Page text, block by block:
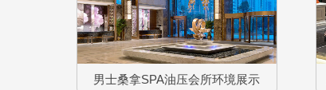
男士桑拿SPA油压会所环境展示